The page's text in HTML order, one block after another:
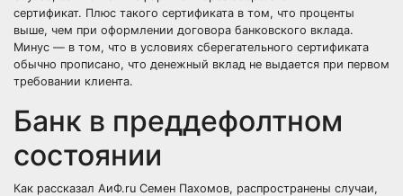
сертификат. Плюс такого сертификата в том, что проценты
выше, чем при оформлении договора банковского вклада.
Минус — в том, что в условиях сберегательного сертификата
обычно прописано, что денежный вклад не выдается при первом
требовании клиента.
Банк в преддефолтном
состоянии
Как рассказал АиФ.ru Семен Пахомов, распространены случаи,